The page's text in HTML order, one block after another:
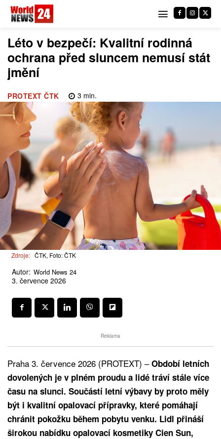
Léto v bezpečí: Kvalitní rodinná
ochrana před sluncem nemusí stát
jmění
PROTEXT ČTK 3 min.
Zdroje: ČTK, Foto: ČTK
Autor: World News 24
3. července 2026
Reklama
Praha 3. července 2026 (PROTEXT) –Období letních
dovolených je v plném proudu a lidé tráví stále více
času na slunci. Součástí letní výbavy by proto měly
být i kvalitní opalovací přípravky, které pomáhají
chránit pokožku během pobytu venku. Lidl přináší
širokou nabídku opalovací kosmetiky Cien Sun,